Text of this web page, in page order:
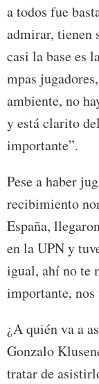
a todos fue
admirar, tienen
casi la base es
mpas
ambiente, no
y está clarito
importante”.
Pese a haber
recibimiento
España,
en la UPN y
igual, ahí no te
importante, nos
¿A quién va a
Gonzalo
tratar de